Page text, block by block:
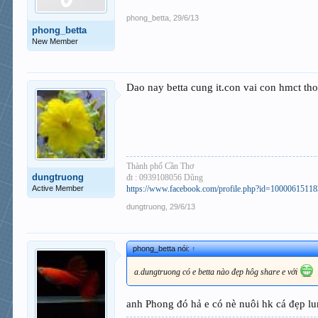
phong_betta
New Member
phong_betta 29/6/13
dungtruong
Active Member
Dao nay betta cung it.con vai con hmct
Thành phố Cần Thơ
đt : 0939108056 Dũng
https://www.facebook.com/
dungtruong 29/6/13
phong_betta nói:↑
a.dungtruong có e betta nào đẹp hôg share e với
anh Phong đó hả e có nè nuôi hk cá đẹp